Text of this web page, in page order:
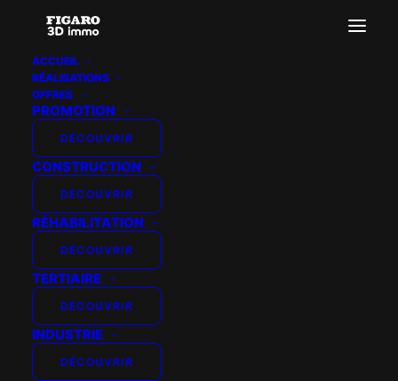
ACCUEIL
RÉALISATIONS
OFFRES
PROMOTION
DÉCOUVRIR
CONSTRUCTION
DÉCOUVRIR
RÉHABILITATION
DÉCOUVRIR
TERTIAIRE
DÉCOUVRIR
INDUSTRIE
DÉCOUVRIR